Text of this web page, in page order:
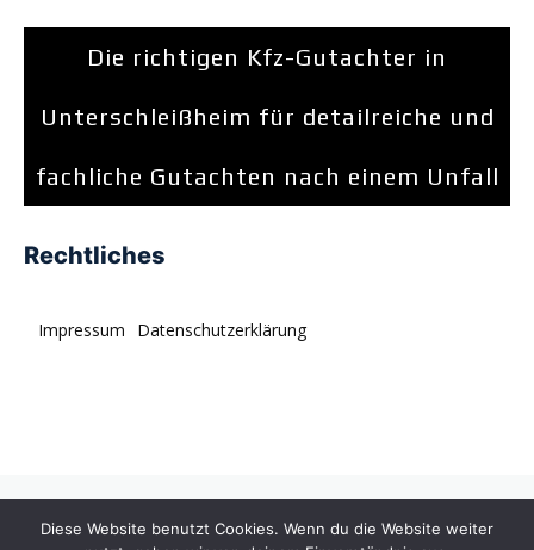
Die richtigen Kfz-Gutachter in
Unterschleißheim für detailreiche und
fachliche Gutachten nach einem Unfall
Rechtliches
Impressum Datenschutzerklärung
multipurpose Prebuilt Website with a wide range of usability.
Diese Website benutzt Cookies. Wenn du die Website weiter